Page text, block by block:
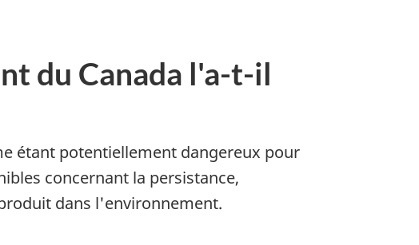
du Canada l'a-t-il
étant potentiellement dangereux pour
concernant la persistance,
dans l'environnement.